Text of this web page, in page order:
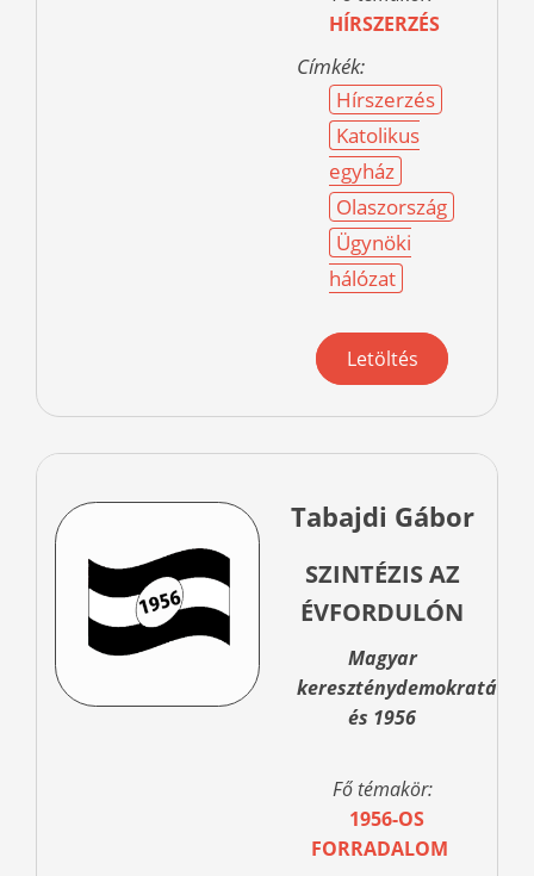
HÍRSZERZÉS
Címkék:
Hírszerzés
Katolikus
egyház
Olaszország
Ügynöki
hálózat
Letöltés
Tabajdi Gábor
SZINTÉZIS AZ
ÉVFORDULÓN
Magyar
kereszténydemokraták
és 1956
Fő témakör:
1956-OS
FORRADALOM